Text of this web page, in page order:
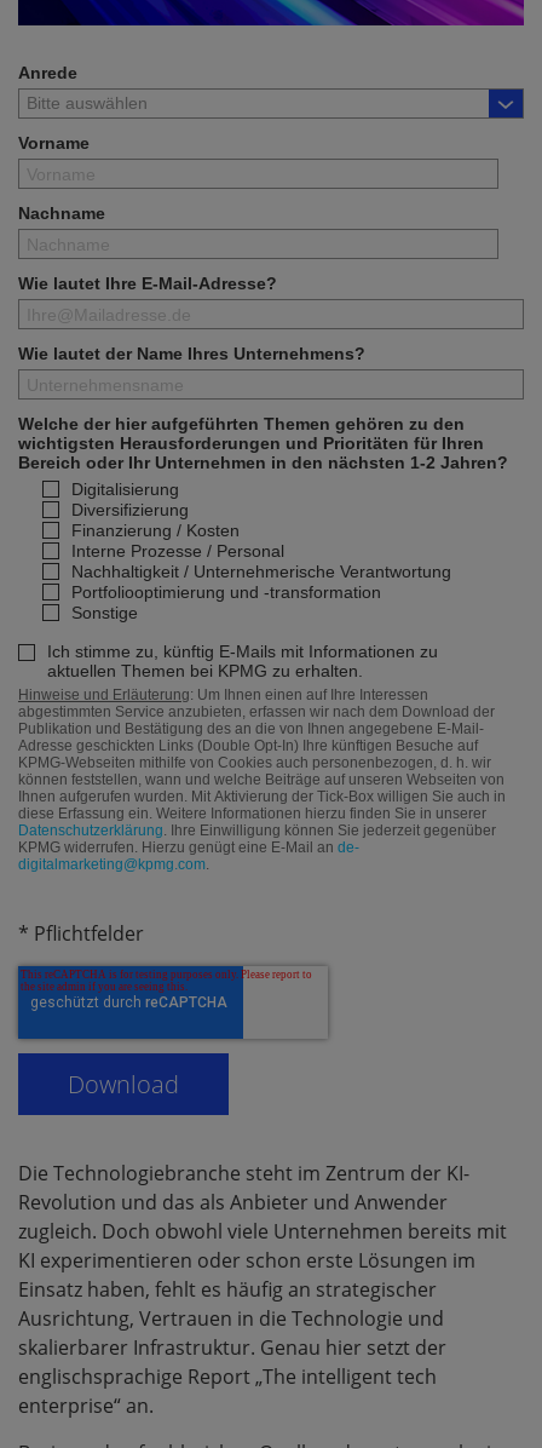
Anrede
Vorname
Nachname
Wie lautet Ihre E-Mail-Adresse?
Wie lautet der Name Ihres Unternehmens?
Welche der hier aufgeführten Themen gehören zu den
wichtigsten Herausforderungen und Prioritäten für Ihren
Bereich oder Ihr Unternehmen in den nächsten 1-2 Jahren?
Digitalisierung
Diversifizierung
Finanzierung / Kosten
Interne Prozesse / Personal
Nachhaltigkeit / Unternehmerische Verantwortung
Portfoliooptimierung und -transformation
Sonstige
Hinweise und Erläuterung: Um Ihnen einen auf Ihre Interessen
abgestimmten Service anzubieten, erfassen wir nach dem Download der
Publikation und Bestätigung des an die von Ihnen angegebene E-Mail-
Adresse geschickten Links (Double Opt-In) Ihre künftigen Besuche auf
KPMG-Webseiten mithilfe von Cookies auch personenbezogen, d. h. wir
können feststellen, wann und welche Beiträge auf unseren Webseiten von
Ihnen aufgerufen wurden. Mit Aktivierung der Tick-Box willigen Sie auch in
diese Erfassung ein. Weitere Informationen hierzu finden Sie in unserer
Datenschutzerklärung. Ihre Einwilligung können Sie jederzeit gegenüber
KPMG widerrufen. Hierzu genügt eine E-Mail an de-
digitalmarketing@kpmg.com.
Ich stimme zu, künftig E-Mails mit Informationen zu
aktuellen Themen bei KPMG zu erhalten.
* Pflichtfelder
Die Technologiebranche steht im Zentrum der KI-
Revolution und das als Anbieter und Anwender
zugleich. Doch obwohl viele Unternehmen bereits mit
KI experimentieren oder schon erste Lösungen im
Einsatz haben, fehlt es häufig an strategischer
Ausrichtung, Vertrauen in die Technologie und
skalierbarer Infrastruktur. Genau hier setzt der
englischsprachige Report „The intelligent tech
enterprise“ an.